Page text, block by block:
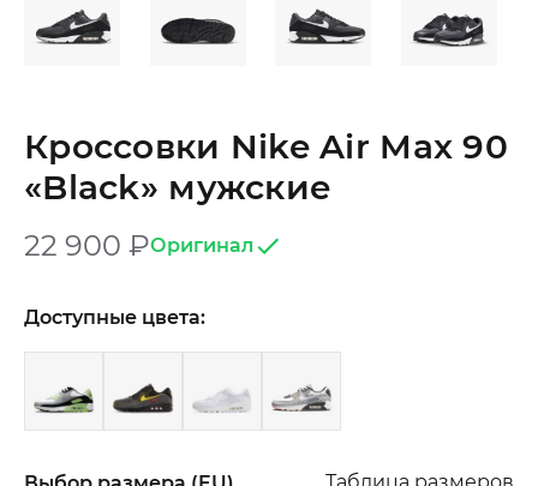
Кроссовки Nike Air Max 90
«Black» мужские
22 900 ₽Оригинал
Доступные цвета: